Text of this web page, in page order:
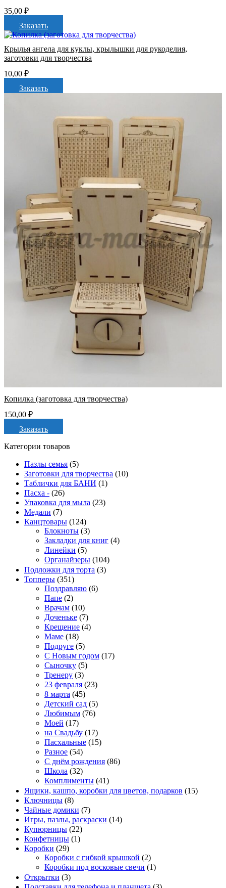
35,00 ₽
Заказать
Крылья ангела для куклы, крылышки для рукоделия,
заготовки для творчества
10,00 ₽
Заказать
Копилка (заготовка для творчества)
150,00 ₽
Заказать
Категории товаров
Пазлы семья (5)
Заготовки для творчества (10)
Таблички для БАНИ (1)
Пасха - (26)
Упаковка для мыла (23)
Медали (7)
Канцтовары (124)
Блокноты (3)
Закладки для книг (4)
Линейки (5)
Органайзеры (104)
Подложки для торта (3)
Топперы (351)
Поздравляю (6)
Папе (2)
Врачам (10)
Доченьке (7)
Крещение (4)
Маме (18)
Подруге (5)
С Новым годом (17)
Сыночку (5)
Тренеру (3)
23 февраля (23)
8 марта (45)
Детский сад (5)
Любимым (76)
Моей (17)
на Свадьбу (17)
Пасхальные (15)
Разное (54)
С днём рождения (86)
Школа (32)
Комплименты (41)
Ящики, кашпо, коробки для цветов, подарков (15)
Ключницы (8)
Чайные домики (7)
Игры, пазлы, раскраски (14)
Купюрницы (22)
Конфетницы (1)
Коробки (29)
Коробки с гибкой крышкой (2)
Коробки под восковые свечи (1)
Открытки (3)